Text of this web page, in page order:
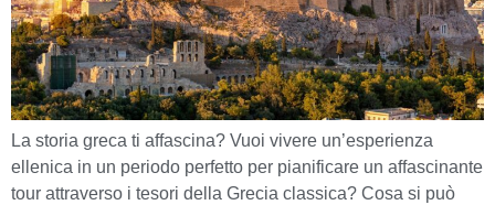
La storia greca ti affascina? Vuoi vivere un’esperienza
ellenica in un periodo perfetto per pianificare un affascinante
tour attraverso i tesori della Grecia classica? Cosa si può